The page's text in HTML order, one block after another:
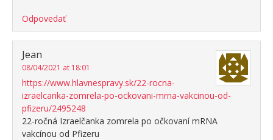
Odpovedať
Jean
08/04/2021 at 18:01
https://www.hlavnespravy.sk/22-rocna-
izraelcanka-zomrela-po-ockovani-mrna-vakcinou-od-
pfizeru/2495248
22-ročná Izraelčanka zomrela po očkovaní mRNA
vakcínou od Pfizeru